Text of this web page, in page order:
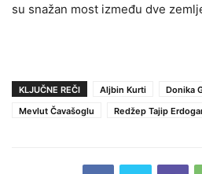
su snažan most između dve
KLJUČNE REČI Aljbin Kurti
Donika
Mevlut Čavašoglu
Redžep Tajip